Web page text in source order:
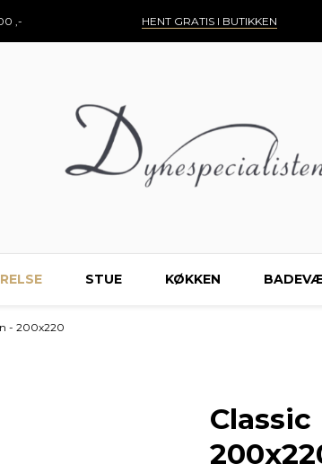
,- HENT GRATIS I BUTIKKEN
STUE KØKKEN
- 200x220